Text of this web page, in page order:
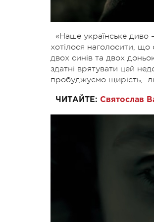
«Наше українське диво
хотілося наголосити, що
двох синів та двох
здатні врятувати цей
пробуджуємо щирість,
ЧИТАЙТЕ: Святослав